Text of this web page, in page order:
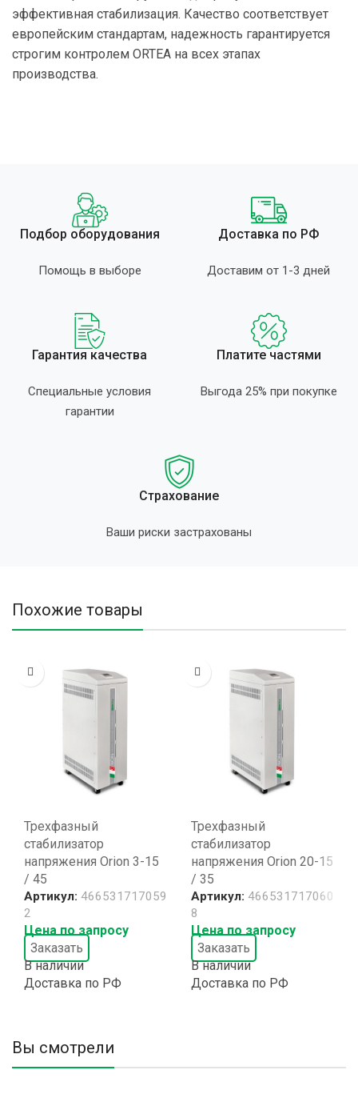
эффективная стабилизация. Качество соответствует
европейским стандартам, надежность гарантируется
строгим контролем ORTEA на всех этапах
производства.
Подбор оборудования
Помощь в выборе
Доставка по РФ
Доставим от 1-3 дней
Гарантия качества
Специальные условия
гарантии
Платите частями
Выгода 25% при покупке
Страхование
Ваши риски застрахованы
Похожие товары
Трехфазный
стабилизатор
напряжения Orion 3-15
/ 45
Артикул: 466531717059
2
Цена по запросу
Заказать
В наличии
Доставка по РФ
Трехфазный
стабилизатор
напряжения Orion 20-15
/ 35
Артикул: 466531717060
8
Цена по запросу
Заказать
В наличии
Доставка по РФ
Вы смотрели